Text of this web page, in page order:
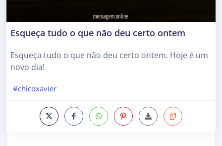
Esqueça tudo o que não deu certo ontem
Esqueça tudo o que não deu certo ontem. Hoje é um
novo dia!
#chicoxavier